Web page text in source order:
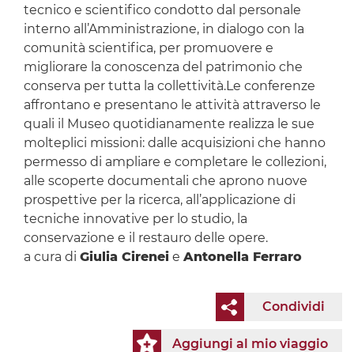
tecnico e scientifico condotto dal personale
interno all’Amministrazione, in dialogo con la
comunità scientifica, per promuovere e
migliorare la conoscenza del patrimonio che
conserva per tutta la collettività.Le conferenze
affrontano e presentano le attività attraverso le
quali il Museo quotidianamente realizza le sue
molteplici missioni: dalle acquisizioni che hanno
permesso di ampliare e completare le collezioni,
alle scoperte documentali che aprono nuove
prospettive per la ricerca, all’applicazione di
tecniche innovative per lo studio, la
conservazione e il restauro delle opere.
a cura di Giulia Cireneie Antonella Ferraro
Condividi
Aggiungi al mio viaggio